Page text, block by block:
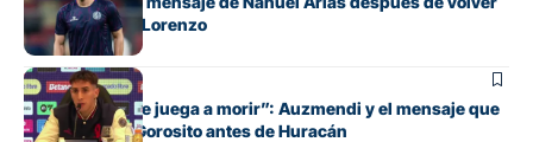
a jugar en San Lorenzo
Fútbol
“Cada pelota se juega a morir”: Auzmendi y el mensaje que
transmitió de Gorosito antes de Huracán